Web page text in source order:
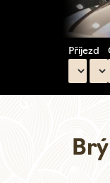
Příjezd